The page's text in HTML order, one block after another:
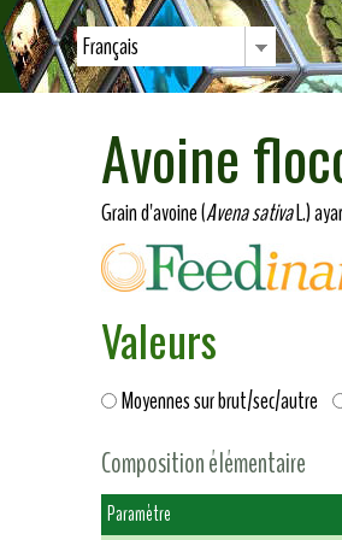
Français
Avoine
Grain d'avoine (Avena sativaL.)
Valeurs
Moyennes sur brut/sec/autre
Composition élémentaire
Paramètre